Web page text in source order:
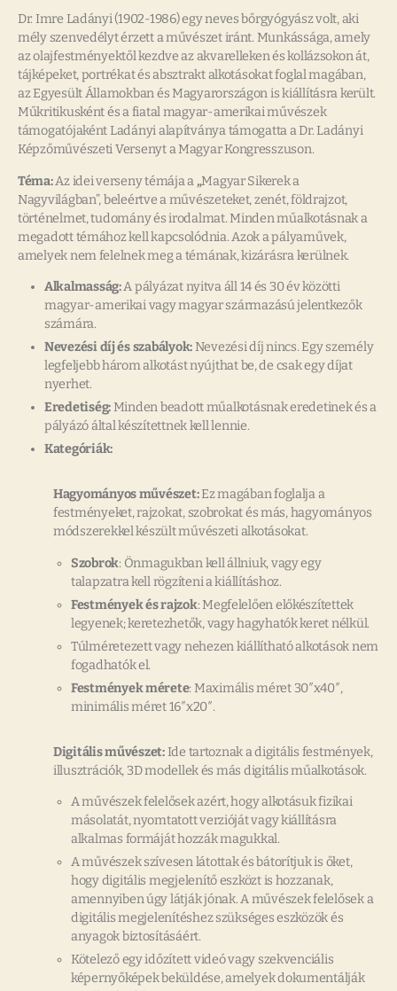
Dr. Imre Ladányi (1902-1986) egy neves bőrgyógyász volt, aki
mély szenvedélyt érzett a művészet iránt. Munkássága, amely
az olajfestményektől kezdve az akvarelleken és kollázsokon át,
tájképeket, portrékat és absztrakt alkotásokat foglal magában,
az Egyesült Államokban és Magyarországon is kiállításra került.
Műkritikusként és a fiatal magyar-amerikai művészek
támogatójaként Ladányi alapítványa támogatta a Dr. Ladányi
Képzőművészeti Versenyt a Magyar Kongresszuson.
Téma:Az idei verseny témája a „Magyar Sikerek a
Nagyvilágban”, beleértve a művészeteket, zenét, földrajzot,
történelmet, tudomány és irodalmat. Minden műalkotásnak a
megadott témához kell kapcsolódnia. Azok a pályaművek,
amelyek nem felelnek meg a témának, kizárásra kerülnek.
Alkalmasság:A pályázat nyitva áll 14 és 30 év közötti
magyar-amerikai vagy magyar származású jelentkezők
számára.
Nevezési díj és szabályok:Nevezési díj nincs. Egy személy
legfeljebb három alkotást nyújthat be, de csak egy díjat
nyerhet.
Eredetiség:Minden beadott műalkotásnak eredetinek és a
pályázó által készítettnek kell lennie.
Kategóriák:
Hagyományos művészet:Ez magában foglalja a
festményeket, rajzokat, szobrokat és más, hagyományos
módszerekkel készült művészeti alkotásokat.
Szobrok: Önmagukban kell állniuk, vagy egy
talapzatra kell rögzíteni a kiállításhoz.
Festmények és rajzok: Megfelelően előkészítettek
legyenek; keretezhetők, vagy hagyhatók keret nélkül.
Túlméretezett vagy nehezen kiállítható alkotások nem
fogadhatók el.
Festmények mérete: Maximális méret 30″x40″,
minimális méret 16″x20″.
Digitális művészet:Ide tartoznak a digitális festmények,
illusztrációk, 3D modellek és más digitális műalkotások.
A művészek felelősek azért, hogy alkotásuk fizikai
másolatát, nyomtatott verzióját vagy kiállításra
alkalmas formáját hozzák magukkal.
A művészek szívesen látottak és bátorítjuk is őket,
hogy digitális megjelenítő eszközt is hozzanak,
amennyiben úgy látják jónak. A művészek felelősek a
digitális megjelenítéshez szükséges eszközök és
anyagok biztosításáért.
Kötelező egy időzített videó vagy szekvenciális
képernyőképek beküldése, amelyek dokumentálják